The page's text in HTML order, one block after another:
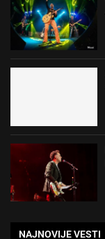
NAJNOVIJE VESTI